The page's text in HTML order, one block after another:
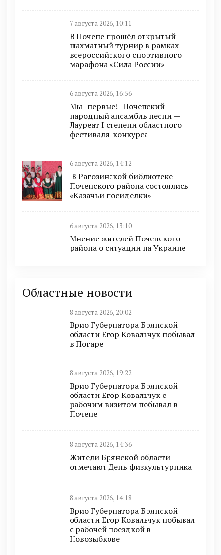
7 августа 2026, 10:11
В Почепе прошёл открытый
шахматный турнир в рамках
всероссийского спортивного
марафона «Сила России»
6 августа 2026, 16:56
Мы- первые! -Почепский
народный ансамбль песни —
Лауреат I степени областного
фестиваля-конкурса
6 августа 2026, 14:12
В Рагозинской библиотеке
Почепского района состоялись
«Казачьи посиделки»
6 августа 2026, 13:10
Мнение жителей Почепского
района о ситуации на Украине
Областные новости
8 августа 2026, 20:02
Врио Губернатора Брянской
области Егор Ковальчук побывал
в Погаре
8 августа 2026, 19:22
Врио Губернатора Брянской
области Егор Ковальчук с
рабочим визитом побывал в
Почепе
8 августа 2026, 14:36
Жители Брянской области
отмечают День физкультурника
8 августа 2026, 14:18
Врио Губернатора Брянской
области Егор Ковальчук побывал
с рабочей поездкой в
Новозыбкове